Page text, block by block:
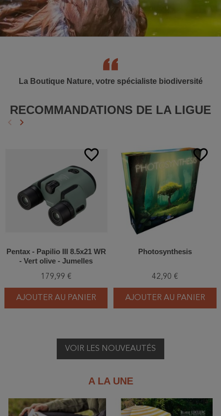
La Boutique Nature, votre spécialiste biodiversité
RECOMMANDATIONS DE LA LIGUE
Précédent
keyboard_arrow_left Suivant
keyboard_arrow_right
favorite_border
Pentax - Papilio III 8.5x21 WR
- Vert olive - Jumelles
179,99 €
AJOUTER AU PANIER
favorite_border
Photosynthesis
42,90 €
AJOUTER AU PANIER
VOIR LES NOUVEAUTÉS
A LA UNE